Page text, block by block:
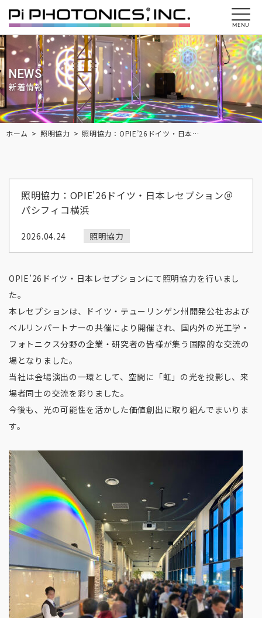
MENU
NEWS
新着情報
Breadcrumbs
ホーム 照明協力 照明協力：OPIE’26ドイツ・日本レセプション＠パシフィコ横浜
照明協力：OPIE'26ドイツ・日本レセプション＠
パシフィコ横浜
2026.04.24 照明協力
OPIE’26ドイツ・日本レセプションにて照明協力を行いまし
た。
本レセプションは、ドイツ・テューリンゲン州開発公社および
ベルリンパートナーの共催により開催され、国内外の光工学・
フォトニクス分野の企業・研究者の皆様が集う国際的な交流の
場となりました。
当社は会場演出の一環として、空間に「虹」の光を投影し、来
場者同士の交流を彩りました。
今後も、光の可能性を活かした価値創出に取り組んでまいりま
す。